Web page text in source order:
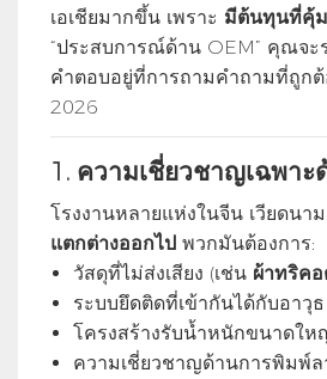
เอเชียมากขึ้น เพราะ มีต้นทุนที่คุ้ม
“ประสบการณ์ด้าน OEM” คุณจะ
คำตอบอยู่ที่การถามคำถามที่ถูก
2026
1. ความเชี่ยวชาญเฉพาะ
โรงงานหลายแห่งในจีน เวียดนา
แตกต่างออกไปพวกมันต้องการ:
วัสดุที่ไม่ส่งเสียง (เช่น ผ้าทริค
ระบบยึดติดที่เข้ากันได้กับอาวุธ
โครงสร้างรับน้ำหนักขนาดให
ความเชี่ยวชาญด้านการพิมพ์